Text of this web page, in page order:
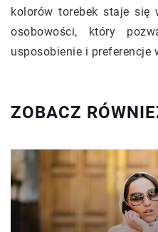
kolorów torebek staje się
osobowości, który
usposobienie i preferencje
ZOBACZ